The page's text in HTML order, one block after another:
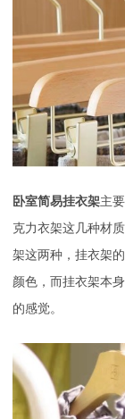
卧室简易挂衣架主
克力衣架这几种材
架这两种，挂衣架
颜色，而挂衣架本
的感觉。